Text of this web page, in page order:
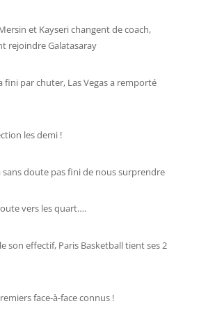
et Kayseri changent de coach,
rejoindre Galatasaray
fini par chuter, Las Vegas a remporté
les demi !
sans doute pas fini de nous surprendre
vers les quart….
son effectif, Paris Basketball tient ses 2
face-à-face connus !